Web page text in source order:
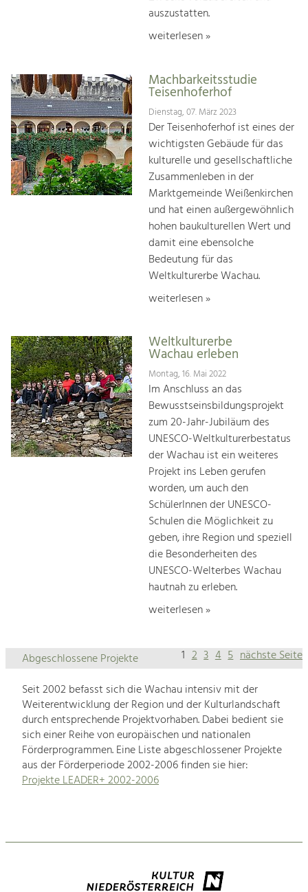
auszustatten.
weiterlesen »
Machbarkeitsstudie
Teisenhoferhof
Dienstag, 07. März 2023
Der Teisenhoferhof ist eines der
wichtigsten Gebäude für das
kulturelle und gesellschaftliche
Zusammenleben in der
Marktgemeinde Weißenkirchen
und hat einen außergewöhnlich
hohen baukulturellen Wert und
damit eine ebensolche
Bedeutung für das
Weltkulturerbe Wachau.
weiterlesen »
Weltkulturerbe
Wachau erleben
Montag, 16. Mai 2022
Im Anschluss an das
Bewusstseinsbildungsprojekt
zum 20-Jahr-Jubiläum des
UNESCO-Weltkulturerbestatus
der Wachau ist ein weiteres
Projekt ins Leben gerufen
worden, um auch den
SchülerInnen der UNESCO-
Schulen die Möglichkeit zu
geben, ihre Region und speziell
die Besonderheiten des
UNESCO-Welterbes Wachau
hautnah zu erleben.
weiterlesen »
1 2 3 4 5 nächste Seite
Abgeschlossene Projekte
Seit 2002 befasst sich die Wachau intensiv mit der
Weiterentwicklung der Region und der Kulturlandschaft
durch entsprechende Projektvorhaben. Dabei bedient sie
sich einer Reihe von europäischen und nationalen
Förderprogrammen. Eine Liste abgeschlossener Projekte
aus der Förderperiode 2002-2006 finden sie hier:
Projekte LEADER+ 2002-2006